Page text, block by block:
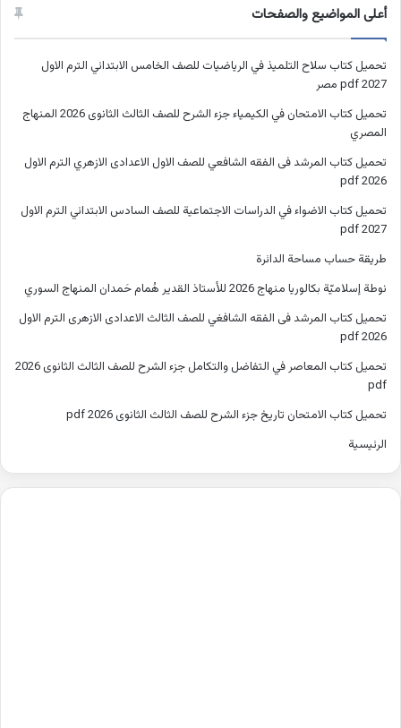
أعلى المواضيع والصفحات
تحميل كتاب سلاح التلميذ في الرياضيات للصف الخامس الابتدائي الترم الاول
2027 pdf مصر
تحميل كتاب الامتحان في الكيمياء جزء الشرح للصف الثالث الثانوى 2026 المنهاج
المصري
تحميل كتاب المرشد فى الفقه الشافعي للصف الاول الاعدادى الازهري الترم الاول
2026 pdf
تحميل كتاب الاضواء في الدراسات الاجتماعية للصف السادس الابتدائي الترم الاول
2027 pdf
طريقة حساب مساحة الدائرة
نوطة إسلاميّة بكالوريا منهاج 2026 للأستاذ القدير هُمام حَمدان المنهاج السوري
تحميل كتاب المرشد فى الفقه الشافغي للصف الثالث الاعدادى الازهرى الترم الاول
2026 pdf
تحميل كتاب المعاصر في التفاضل والتكامل جزء الشرح للصف الثالث الثانوى 2026
pdf
تحميل كتاب الامتحان تاريخ جزء الشرح للصف الثالث الثانوى 2026 pdf
الرئيسية